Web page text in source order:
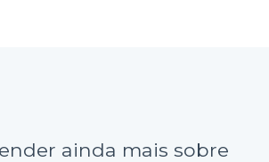
ainda mais sobre